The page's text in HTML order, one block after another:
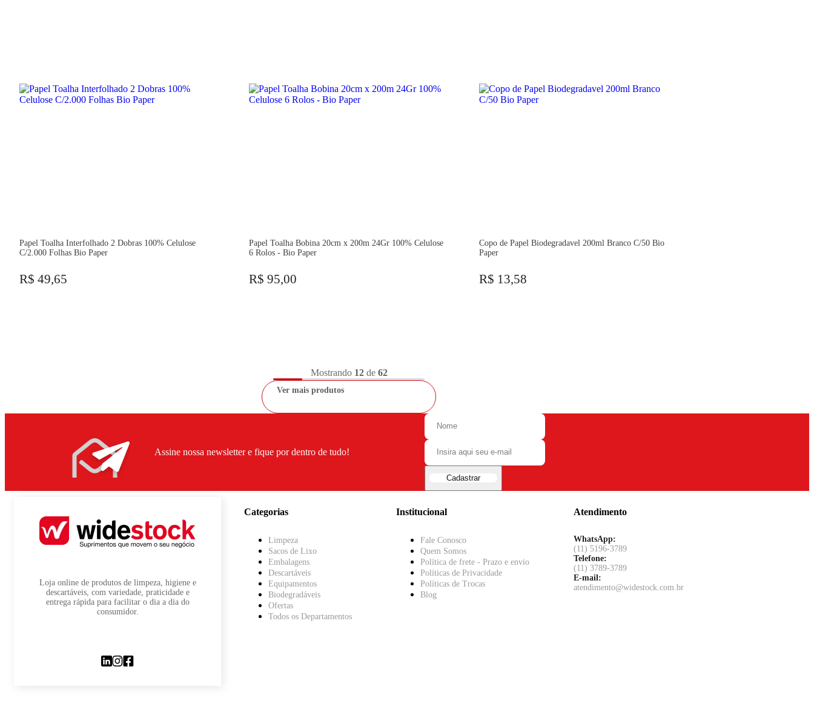
Papel Toalha Interfolhado 2 Dobras 100% Celulose
C/2.000 Folhas Bio Paper
R$ 49,65
Papel Toalha Bobina 20cm x 200m 24Gr 100% Celulose
6 Rolos - Bio Paper
R$ 95,00
Copo de Papel Biodegradavel 200ml Branco C/50 Bio
Paper
R$ 13,58
Mostrando 12de 62
Ver mais produtos
Assine nossa newsletter e fique por dentro de tudo!
Cadastrar
Loja online de produtos de limpeza, higiene e
descartáveis, com variedade, praticidade e
entrega rápida para facilitar o dia a dia do
consumidor.
Categorias
Limpeza
Sacos de Lixo
Embalagens
Descartáveis
Equipamentos
Biodegradáveis
Ofertas
Todos os Departamentos
Institucional
Fale Conosco
Quem Somos
Política de frete - Prazo e envio
Políticas de Privacidade
Políticas de Trocas
Blog
Atendimento
WhatsApp:
(11) 5196-3789
Telefone:
(11) 3789-3789
E-mail:
atendimento@widestock.com.br